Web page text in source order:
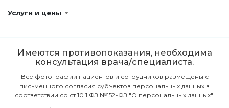
Услуги и цены
Имеются противопоказания, необходима
консультация врача/специалиста.
Все фотографии пациентов и сотрудников размещены с
письменного согласия субъектов персональных данных в
соответствии со ст.10.1 ФЗ №152-ФЗ "О персональных данных".